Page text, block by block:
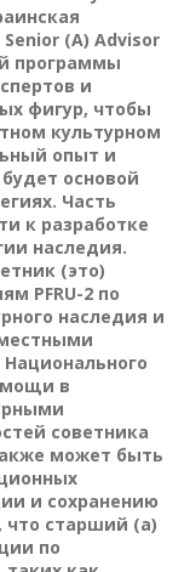
(A) Advisor
программы
и
фигур, чтобы
культурном
опыт и
основой
Часть
к разработке
наследия.
(это)
PFRU-2 по
наследия и
в
советника
может быть
и сохранению
что старший (а)
по